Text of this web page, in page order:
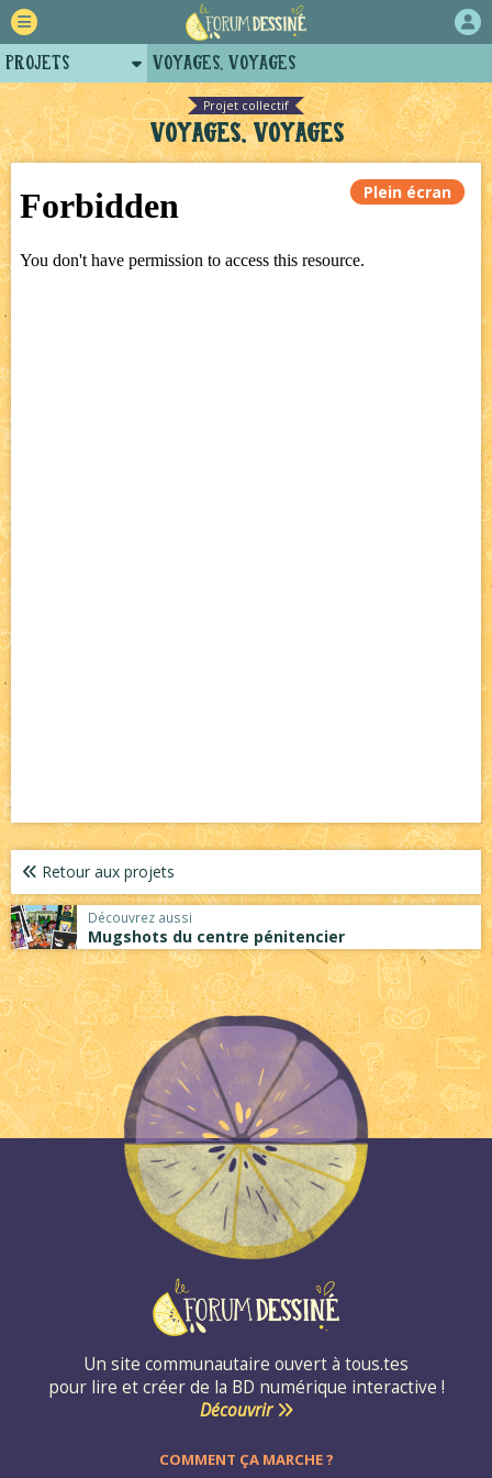
Projet collectif
Voyages, Voyages
Plein écran
Retour aux projets
Découvrez aussi
Mugshots du centre pénitencier
Un site communautaire ouvert à tous.tes
pour lire et créer de la BD numérique interactive !
Découvrir
COMMENT ÇA MARCHE ?
Projets
Retour
Forum
Auteurs
Tutoriels
Voyages, Voyages